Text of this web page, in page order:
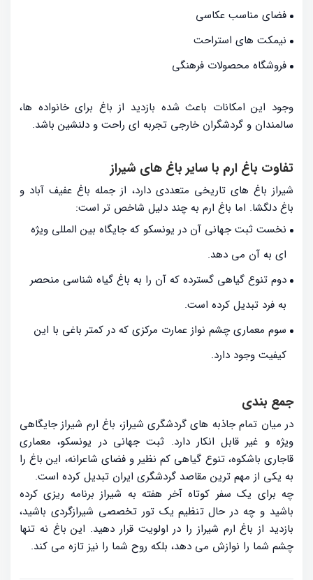
فضای مناسب عکاسی
نیمکت های استراحت
فروشگاه محصولات فرهنگی
وجود این امکانات باعث شده بازدید از باغ برای خانواده ها،
سالمندان و گردشگران خارجی تجربه ای راحت و دلنشین باشد.
تفاوت باغ ارم با سایر باغ های شیراز
شیراز باغ های تاریخی متعددی دارد، از جمله باغ عفیف آباد و
باغ دلگشا. اما باغ ارم به چند دلیل شاخص تر است:
نخست ثبت جهانی آن در یونسکو که جایگاه بین المللی ویژه
ای به آن می دهد.
دوم تنوع گیاهی گسترده که آن را به باغ گیاه شناسی منحصر
به فرد تبدیل کرده است.
سوم معماری چشم نواز عمارت مرکزی که در کمتر باغی با این
کیفیت وجود دارد.
جمع بندی
در میان تمام جاذبه های گردشگری شیراز، باغ ارم شیراز جایگاهی
ویژه و غیر قابل انکار دارد. ثبت جهانی در یونسکو، معماری
قاجاری باشکوه، تنوع گیاهی کم نظیر و فضای شاعرانه، این باغ را
به یکی از مهم ترین مقاصد گردشگری ایران تبدیل کرده است.
چه برای یک سفر کوتاه آخر هفته به شیراز برنامه ریزی کرده
باشید و چه در حال تنظیم یک تور تخصصی شیرازگردی باشید،
بازدید از باغ ارم شیراز را در اولویت قرار دهید. این باغ نه تنها
چشم شما را نوازش می دهد، بلکه روح شما را نیز تازه می کند.